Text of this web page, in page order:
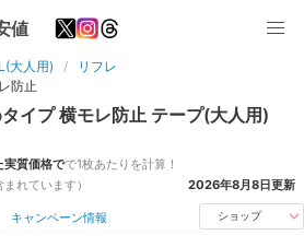
値
L(大人用)
リフレ
防止
イプ 横モレ防止 テープ(大人用)
実質価格でで1枚あたりを計算！
れています）
2026年8月8日更新
キャンペーン情報 ショップ